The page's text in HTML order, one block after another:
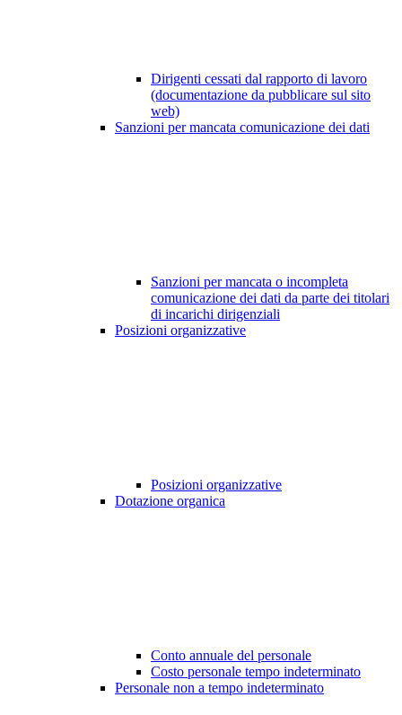
Dirigenti cessati dal rapporto di lavoro
(documentazione da pubblicare sul sito
web)
Sanzioni per mancata comunicazione dei dati
Sanzioni per mancata o incompleta
comunicazione dei dati da parte dei titolari
di incarichi dirigenziali
Posizioni organizzative
Posizioni organizzative
Dotazione organica
Conto annuale del personale
Costo personale tempo indeterminato
Personale non a tempo indeterminato